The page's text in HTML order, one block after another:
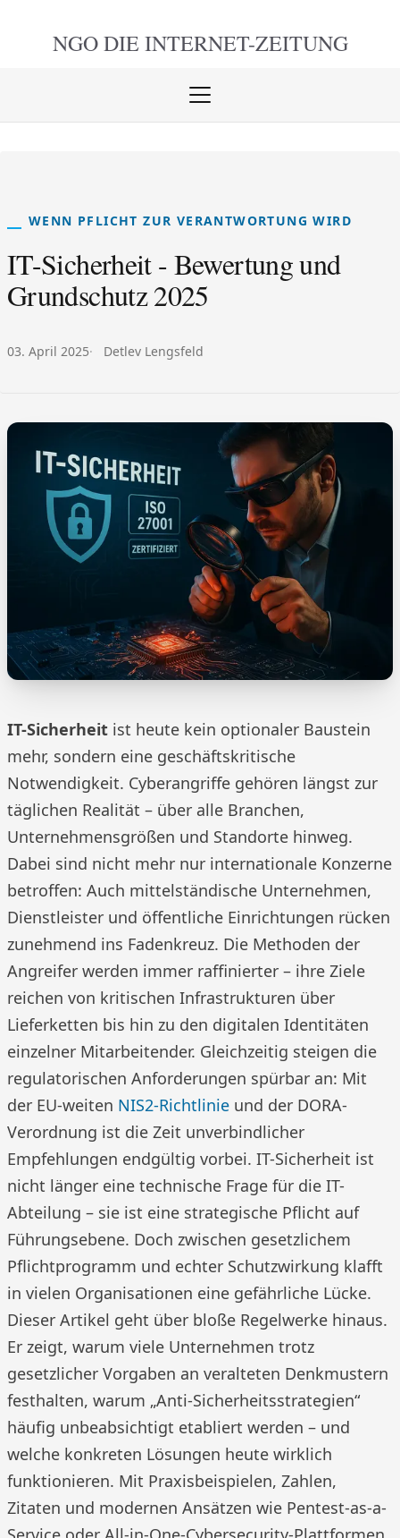
NGO DIE INTERNET-ZEITUNG
Menü
WENN PFLICHT ZUR VERANTWORTUNG WIRD
IT-Sicherheit - Bewertung und
Grundschutz 2025
Veröffentlicht am:
03. April 2025 Autor:
Detlev Lengsfeld
IT-Sicherheit ist heute kein optionaler Baustein
mehr, sondern eine geschäftskritische
Notwendigkeit. Cyberangriffe gehören längst zur
täglichen Realität – über alle Branchen,
Unternehmensgrößen und Standorte hinweg.
Dabei sind nicht mehr nur internationale Konzerne
betroffen: Auch mittelständische Unternehmen,
Dienstleister und öffentliche Einrichtungen rücken
zunehmend ins Fadenkreuz. Die Methoden der
Angreifer werden immer raffinierter – ihre Ziele
reichen von kritischen Infrastrukturen über
Lieferketten bis hin zu den digitalen Identitäten
einzelner Mitarbeitender. Gleichzeitig steigen die
regulatorischen Anforderungen spürbar an: Mit
der EU-weiten NIS2-Richtlinie und der DORA-
Verordnung ist die Zeit unverbindlicher
Empfehlungen endgültig vorbei. IT-Sicherheit ist
nicht länger eine technische Frage für die IT-
Abteilung – sie ist eine strategische Pflicht auf
Führungsebene. Doch zwischen gesetzlichem
Pflichtprogramm und echter Schutzwirkung klafft
in vielen Organisationen eine gefährliche Lücke.
Dieser Artikel geht über bloße Regelwerke hinaus.
Er zeigt, warum viele Unternehmen trotz
gesetzlicher Vorgaben an veralteten Denkmustern
festhalten, warum „Anti-Sicherheitsstrategien“
häufig unbeabsichtigt etabliert werden – und
welche konkreten Lösungen heute wirklich
funktionieren. Mit Praxisbeispielen, Zahlen,
Zitaten und modernen Ansätzen wie Pentest-as-a-